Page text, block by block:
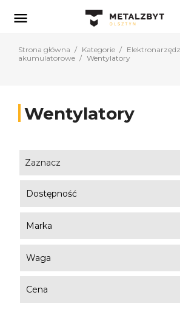

Strona główna Kategorie
akumulatorowe
Wentylatory
Wentylatory
Zaznacz
Dostępność
Marka
Waga
Cena